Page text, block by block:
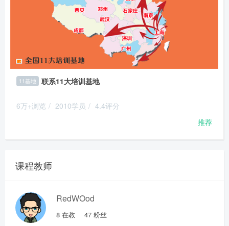
11基地 联系11大培训基地
6万+浏览 / 2010学员 / 4.4评分
推荐
课程教师
RedWOod
8 在教 47 粉丝